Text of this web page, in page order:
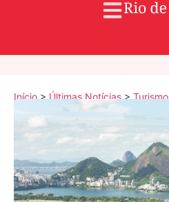
Início>Últimas Notícias>Turismo